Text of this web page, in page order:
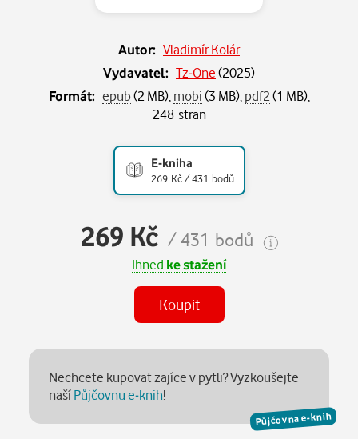
Autor: Vladimír Kolár
Vydavatel: Tz-One(2025)
Formát: epub(2 MB),mobi(3 MB),pdf2(1 MB),
248 stran
E-kniha
269 Kč / 431 bodů
269 Kč / 431 bodů
Ihned ke stažení
Koupit
Půjčovna e-knih
Nechcete kupovat zajíce v pytli? Vyzkoušejte
našíPůjčovnu e-knih!